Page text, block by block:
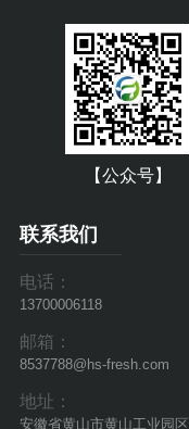
【公众号】
联系我们
电话：
13700006118
邮箱：
8537788@hs-fresh.com
地址：
安徽省黄山市黄山工业园区